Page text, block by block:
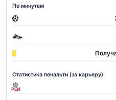
По минутам
Статистика пенальти (за карьеру)
PEN